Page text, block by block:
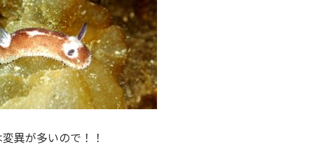
異が多いので！！